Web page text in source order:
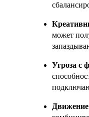
может
Угроза с